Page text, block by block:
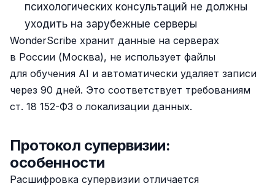
психологических консультаций не должны
уходить на зарубежные серверы
WonderScribe хранит данные на серверах
в России (Москва), не использует файлы
для обучения AI и автоматически удаляет записи
через 90 дней. Это соответствует требованиям
ст. 18 152-ФЗ о локализации данных.
Протокол супервизии:
особенности
Расшифровка супервизии отличается